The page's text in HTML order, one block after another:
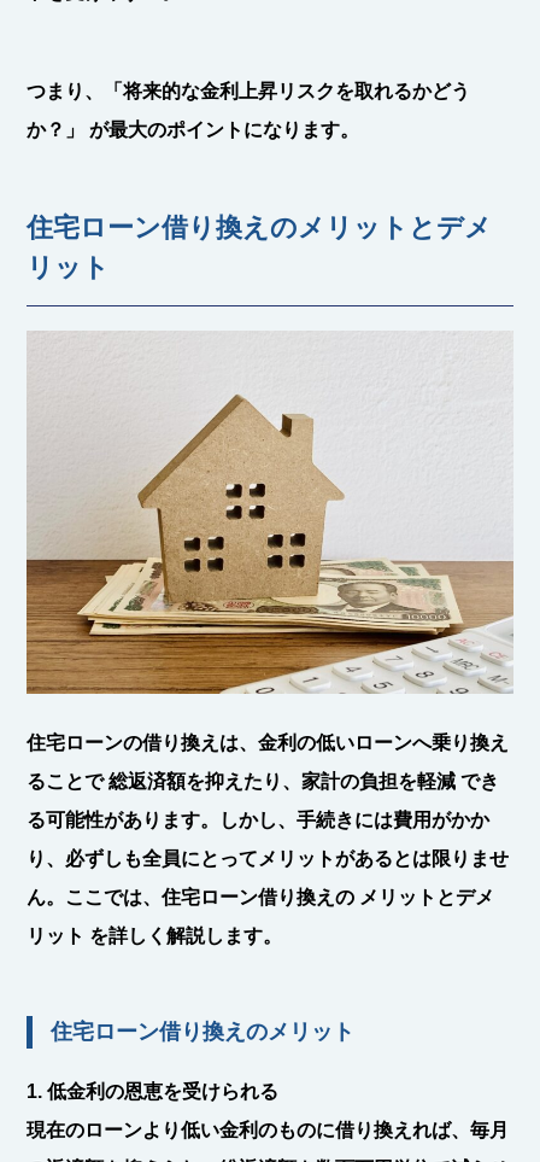
つまり、
「将来的な金利上昇リスクを取れるかどう
か？」
が最大のポイントになります。
住宅ローン借り換えのメリットとデメ
リット
住宅ローンの借り換えは、金利の低いローンへ乗り換え
ることで総返済額を抑えたり、家計の負担を軽減 でき
る可能性があります。しかし、手続きには費用がかか
り、必ずしも全員にとってメリットがあるとは限りませ
ん。ここでは、住宅ローン借り換えの メリットとデメ
リット を詳しく解説します。
住宅ローン借り換えのメリット
1. 低金利の恩恵を受けられる
現在のローンより低い金利のものに借り換えれば、毎月